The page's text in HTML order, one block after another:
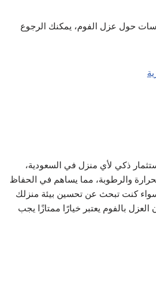
حول عزل الفوم، يمكنك الرجوع
ذكي لأي منزل في السعودية،
والرطوبة، مما يساهم في الحفاظ
كنت تبحث عن تحسين بيئة منزلك
العزل بالفوم يعتبر خيارًا ممتازًا يجب